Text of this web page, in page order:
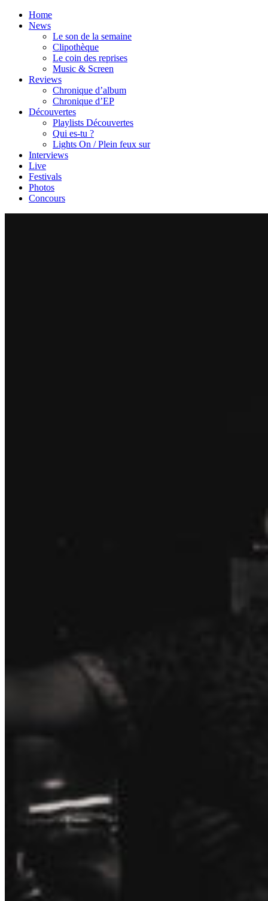
Home
News
Le son de la semaine
Clipothèque
Le coin des reprises
Music & Screen
Reviews
Chronique d’album
Chronique d’EP
Découvertes
Playlists Découvertes
Qui es-tu ?
Lights On / Plein feux sur
Interviews
Live
Festivals
Photos
Concours